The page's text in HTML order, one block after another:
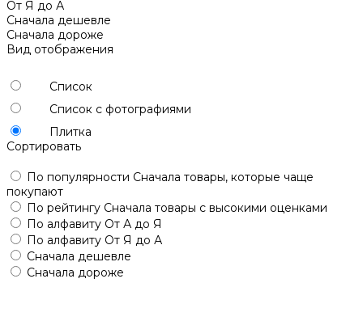
От Я до А
Сначала дешевле
Сначала дороже
Вид отображения
Список
Список с фотографиями
Плитка
Сортировать
По популярности Сначала товары, которые чаще
покупают
По рейтингу Сначала товары с высокими оценками
По алфавиту От А до Я
По алфавиту От Я до А
Сначала дешевле
Сначала дороже